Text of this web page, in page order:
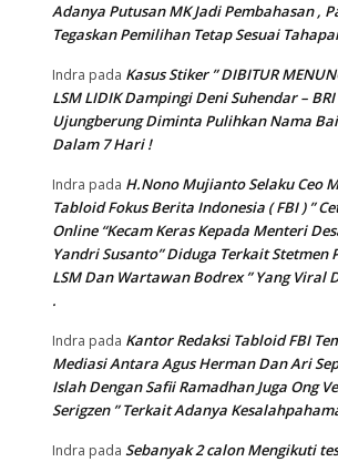
Adanya Putusan MK Jadi Pembahasan ,
Tegaskan Pemilihan Tetap Sesuai
Indra pada Kasus Stiker ” DIBITUR
LSM LIDIK Dampingi Deni Suhendar –
Ujungberung Diminta Pulihkan Nama
Dalam 7 Hari !
Indra pada H.Nono Mujianto Selaku Ceo
Tabloid Fokus Berita Indonesia ( FBI ) ”
Online “Kecam Keras Kepada Menteri
Yandri Susanto” Diduga Terkait Stetmen
LSM Dan Wartawan Bodrex ” Yang Viral
.
Indra pada Kantor Redaksi Tabloid FBI
Mediasi Antara Agus Herman Dan Ari
Islah Dengan Safii Ramadhan Juga Ong
Serigzen ” Terkait Adanya
Indra pada Sebanyak 2 calon Mengikuti